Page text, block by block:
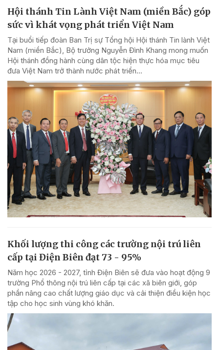
Hội thánh Tin Lành Việt Nam (miền Bắc) góp
sức vì khát vọng phát triển Việt Nam
Tại buổi tiếp đoàn Ban Trị sự Tổng hội Hội thánh Tin lành Việt
Nam (miền Bắc), Bộ trưởng Nguyễn Đình Khang mong muốn
Hội thánh đồng hành cùng dân tộc hiện thực hóa mục tiêu
đưa Việt Nam trở thành nước phát triển...
Khối lượng thi công các trường nội trú liên
cấp tại Điện Biên đạt 73 - 95%
Năm học 2026 - 2027, tỉnh Điện Biên sẽ đưa vào hoạt động 9
trường Phổ thông nội trú liên cấp tại các xã biên giới, góp
phần nâng cao chất lượng giáo dục và cải thiện điều kiện học
tập cho học sinh vùng khó khăn.